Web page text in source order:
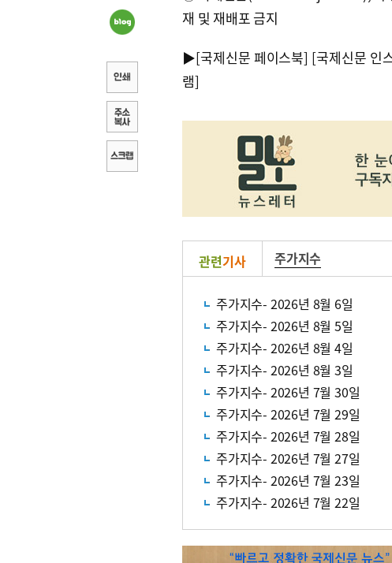
재 및 재배포 금지
▶[국제신문 페이스북] [국제신문 인
램]
관련기사 주가지수
주가지수- 2026년 8월 6일
주가지수- 2026년 8월 5일
주가지수- 2026년 8월 4일
주가지수- 2026년 8월 3일
주가지수- 2026년 7월 30일
주가지수- 2026년 7월 29일
주가지수- 2026년 7월 28일
주가지수- 2026년 7월 27일
주가지수- 2026년 7월 23일
주가지수- 2026년 7월 22일